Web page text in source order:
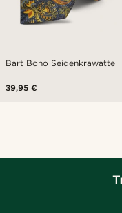
Bart Boho Seidenkrawatte
39,95 €